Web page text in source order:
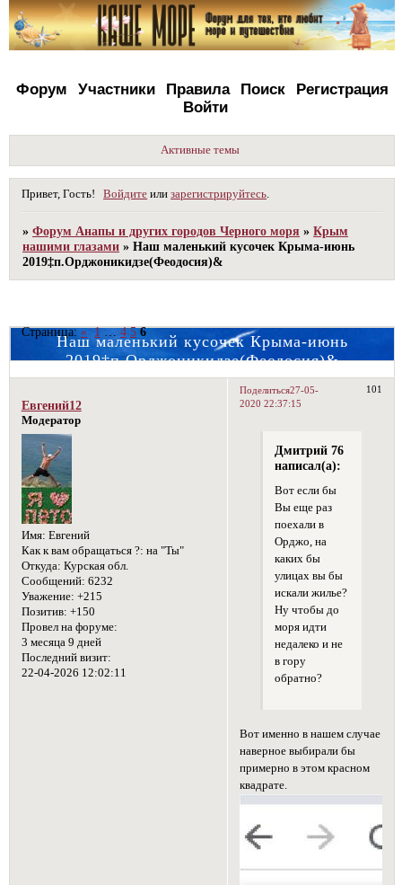
Форум Участники Правила Поиск
Регистрация
Войти
Активные темы
Привет, Гость! Войдите илизарегистрируйтесь
»Форум Анапы и других городов Черного моря »Крым
нашими глазами »Наш маленький кусочек Крыма-июнь
2019‡п.Орджоникидзе(Феодосия)&
Наш маленький кусочек Крыма-июнь
2019‡п.Орджоникидзе(Феодосия)&
Страница:« 1 … 4 5 6
Поделиться 101
27-05-
2020 22:37:15
Евгений12
Модератор
Имя: Евгений
Как к вам обращаться ?: на "Ты"
Откуда: Курская обл.
Сообщений: 6232
Уважение: +215
Позитив: +150
Провел на форуме:
3 месяца 9 дней
Последний визит:
22-04-2026 12:02:11
Дмитрий 76
написал(а):
Вот если бы
Вы еще раз
поехали в
Орджо, на
каких бы
улицах вы бы
искали жилье?
Ну чтобы до
моря идти
недалеко и не
в гору
обратно?
Вот именно в нашем случае
наверное выбирали бы
примерно в этом красном
квадрате.